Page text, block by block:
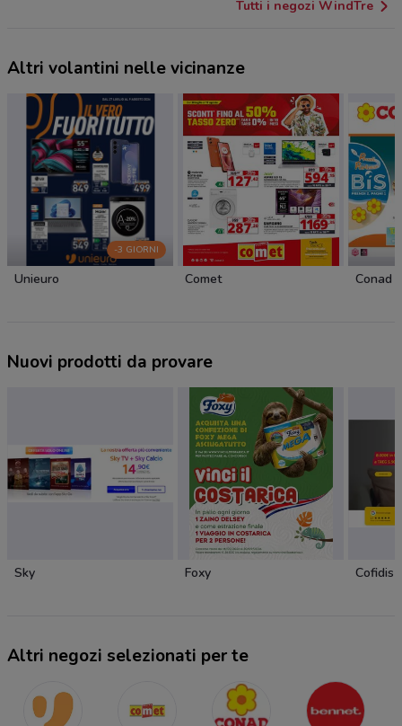
Tutti i negozi WindTre
Altri volantini nelle vicinanze
-3 GIORNI
Unieuro Comet Conad
Nuovi prodotti da provare
Sky Foxy Cofidis
Altri negozi selezionati per te